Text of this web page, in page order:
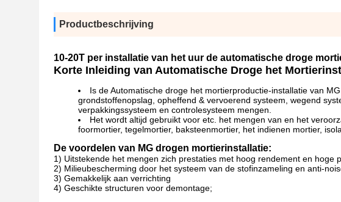
Productbeschrijving
10-20T per installatie van het uur de automatische droge
Korte Inleiding van Automatische Droge het
Is de Automatische droge het mortierproductie-installatie van
grondstoffenopslag, opheffend & vervoerend systeem, wegend
verpakkingssysteem en controlesysteem mengen.
Het wordt altijd gebruikt voor etc. het mengen van en het
foormortier, tegelmortier, baksteenmortier, het indienen mortier,
De voordelen van MG drogen mortierinstallatie:
1) Uitstekende het mengen zich prestaties met hoog rendement en hoge
2) Milieubescherming door het systeem van de stofinzameling en anti-
3) Gemakkelijk aan verrichting
4) Geschikte structuren voor demontage;